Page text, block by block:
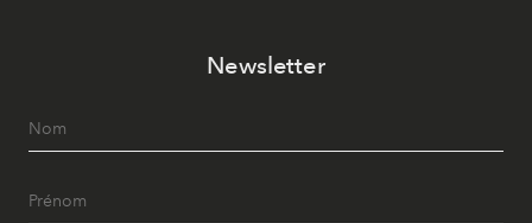
Newsletter